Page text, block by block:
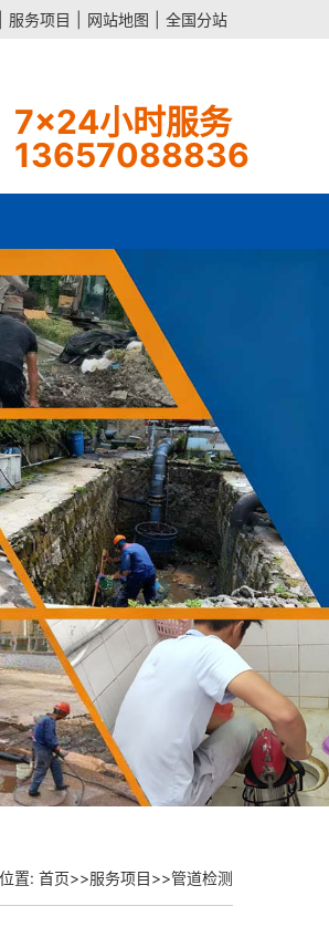
服务项目 网站地图 全国分站
7x24小时服务
13657088836
置: 首页>>服务项目>>管道检测